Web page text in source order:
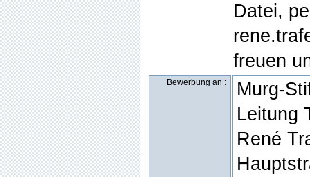
Datei,
freuen
Bewerbung an :
Murg-
Leitung
René